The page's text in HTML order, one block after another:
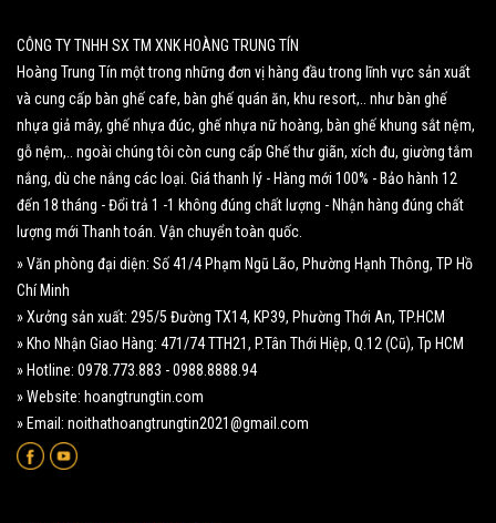
CÔNG TY TNHH SX TM XNK HOÀNG TRUNG TÍN
Hoàng Trung Tín một trong những đơn vị hàng đầu trong lĩnh vực sản xuất
và cung cấp bàn ghế cafe, bàn ghế quán ăn, khu resort,.. như bàn ghế
nhựa giả mây, ghế nhựa đúc, ghế nhựa nữ hoàng, bàn ghế khung sắt nệm,
gỗ nệm,.. ngoài chúng tôi còn cung cấp Ghế thư giãn, xích đu, giường tắm
nắng, dù che nắng các loại. Giá thanh lý - Hàng mới 100% - Bảo hành 12
đến 18 tháng - Đổi trả 1 -1 không đúng chất lượng - Nhận hàng đúng chất
lượng mới Thanh toán. Vận chuyển toàn quốc.
» Văn phòng đại diện: Số 41/4 Phạm Ngũ Lão, Phường Hạnh Thông, TP Hồ
Chí Minh
» Xưởng sản xuất: 295/5 Đường TX14, KP39, Phường Thới An, TP.HCM
» Kho Nhận Giao Hàng: 471/74 TTH21, P.Tân Thới Hiệp, Q.12 (Cũ), Tp HCM
» Hotline: 0978.773.883 - 0988.8888.94
» Website: hoangtrungtin.com
» Email: noithathoangtrungtin2021@gmail.com